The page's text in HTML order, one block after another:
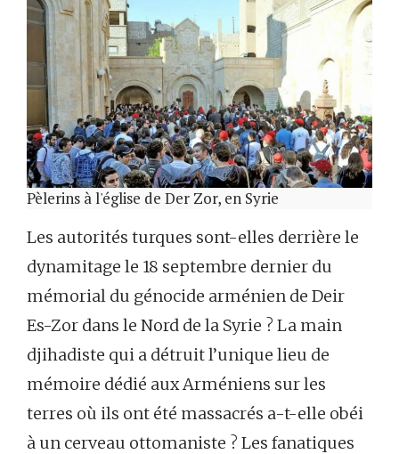
Pèlerins à l'église de Der Zor, en Syrie
Les autorités turques sont-elles derrière le
dynamitage le 18 septembre dernier du
mémorial du génocide arménien de Deir
Es-Zor dans le Nord de la Syrie ? La main
djihadiste qui a détruit l’unique lieu de
mémoire dédié aux Arméniens sur les
terres où ils ont été massacrés a-t-elle obéi
à un cerveau ottomaniste ? Les fanatiques